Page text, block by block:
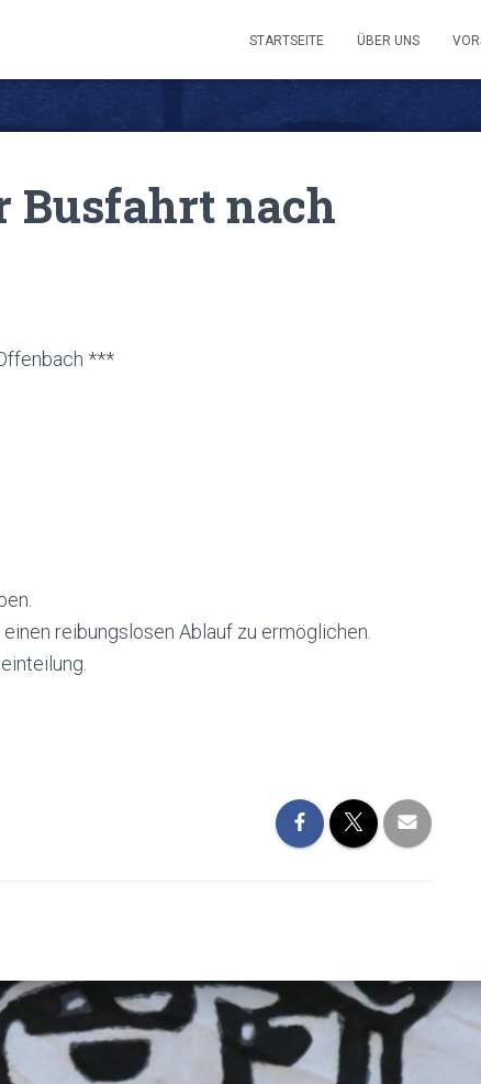
STARTSEITE ÜBER UNS
Busfahrt nach
***
reibungslosen Ablauf zu ermöglichen.